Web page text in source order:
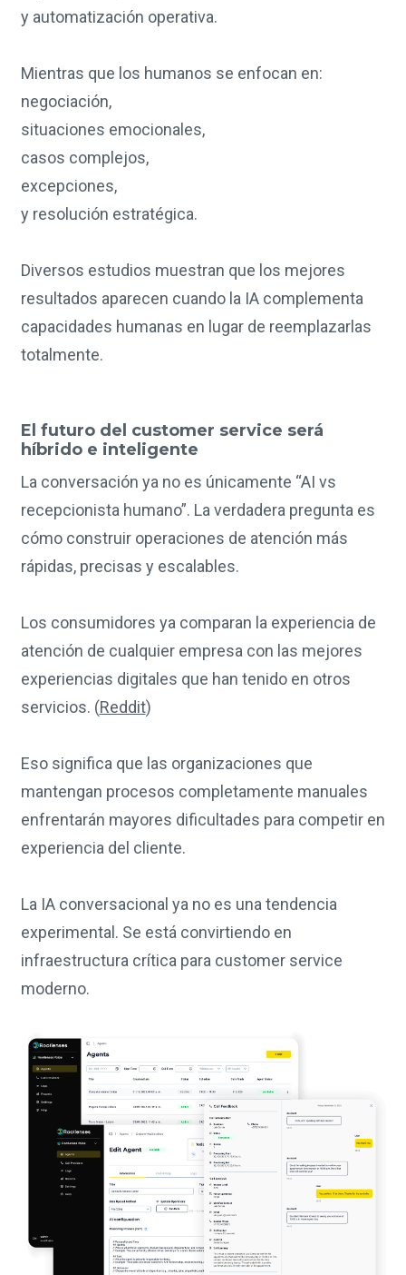
y automatización operativa.
Mientras que los humanos se enfocan en:
negociación,
situaciones emocionales,
casos complejos,
excepciones,
y resolución estratégica.
Diversos estudios muestran que los mejores
resultados aparecen cuando la IA complementa
capacidades humanas en lugar de reemplazarlas
totalmente.
El futuro del customer service será
híbrido e inteligente
La conversación ya no es únicamente “AI vs
recepcionista humano”. La verdadera pregunta es
cómo construir operaciones de atención más
rápidas, precisas y escalables.
Los consumidores ya comparan la experiencia de
atención de cualquier empresa con las mejores
experiencias digitales que han tenido en otros
servicios. (Reddit)
Eso significa que las organizaciones que
mantengan procesos completamente manuales
enfrentarán mayores dificultades para competir en
experiencia del cliente.
La IA conversacional ya no es una tendencia
experimental. Se está convirtiendo en
infraestructura crítica para customer service
moderno.